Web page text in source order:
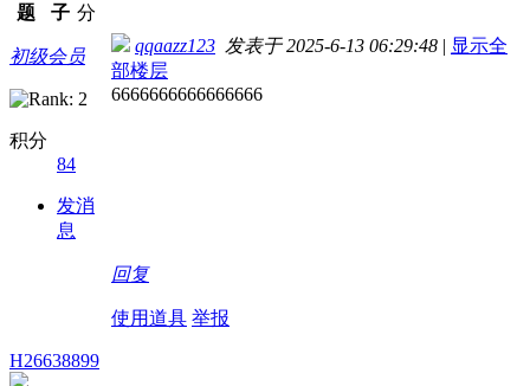
题
子 分
初级会员
积分
84
发消
息
qqaazz123 发表于 2025-6-13 06:29:48 | 显示全
部楼层
6666666666666666
回复
使用道具 举报
H26638899